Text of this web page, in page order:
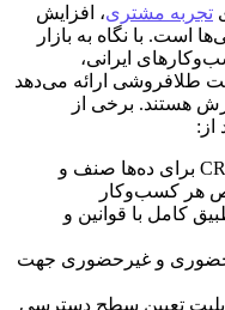
تجربه مشتری، افزایش
است. با نگاه به بازار
ایرانی،
طلافروشی ارائه می‌دهد
هستند. برخی از
از:
– تجربه موفق در پیاده‌سازی سیستم CRM برای ده‌ها صنف و
هر کسب‌وکار
کامل با قوانین و
حضوری و غیرحضوری جهت
تعیین سطح دسترسی